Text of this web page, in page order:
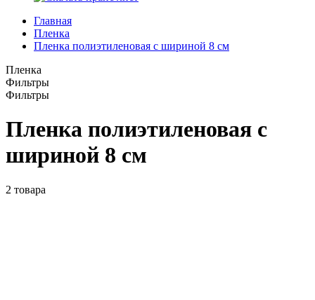
Главная
Пленка
Пленка полиэтиленовая с шириной 8 см
Пленка
Фильтры
Фильтры
Пленка полиэтиленовая с
шириной 8 см
2 товара